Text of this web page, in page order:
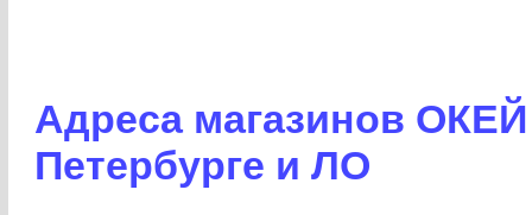
Адреса магазинов ОКЕЙ
Петербурге и ЛО